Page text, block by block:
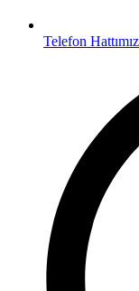
Telefon Hattımız